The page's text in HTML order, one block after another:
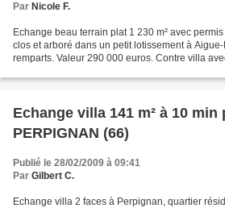
Par Nicole F.
Echange beau terrain plat 1 230 m² avec
clos et arboré dans un petit lotissement à
remparts. Valeur 290 000 euros. Contre villa
Echange villa 141 m² à 10 min
PERPIGNAN (66)
Publié le 28/02/2009 à 09:41
Par Gilbert C.
Echange villa 2 faces à Perpignan, quartier